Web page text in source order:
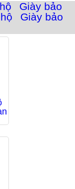
Giày bảo
Giày bảo